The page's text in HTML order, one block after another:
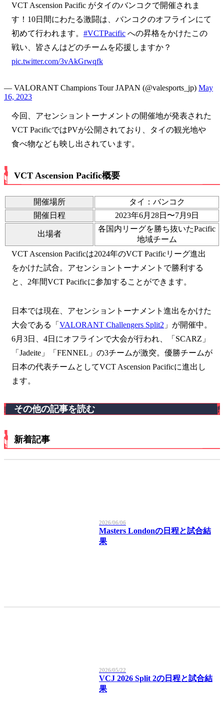
VCT Ascension Pacific がタイのバンコクで開催されま
す！10日間にわたる激闘は、バンコクのオフラインにて
初めて行われます。 #VCTPacific への昇格をかけたこの
戦い、皆さんはどのチームを応援しますか？
pic.twitter.com/3vAkGrwqfk
— VALORANT Champions Tour JAPAN (@valesports_jp) May
16, 2023
今回、アセンショントーナメントの開催地が発表された
VCT PacificではPVが公開されており、タイの観光地や
食べ物なども映し出されています。
VCT Ascension Pacific概要
開催場所
タイ：バンコク
開催日程
2023年6月28日〜7月9日
出場者
各国内リーグを勝ち抜いたPacific
地域チーム
VCT Ascension Pacificは2024年のVCT Pacificリーグ進出
をかけた試合。アセンショントーナメントで勝利する
と、2年間VCT Pacificに参加することができます。
日本では現在、アセンショントーナメント進出をかけた
大会である「 VALORANT Challengers Split2 」が開催中。
6月3日、4日にオフラインで大会が行われ、「SCARZ」
「Jadeite」「FENNEL」の3チームが激突。優勝チームが
日本の代表チームとしてVCT Ascension Pacificに進出し
ます。
その他の記事を読む
新着記事
2026/06/06
Masters Londonの日程と試合結
果
2026/05/22
VCJ 2026 Split 2の日程と試合結
果